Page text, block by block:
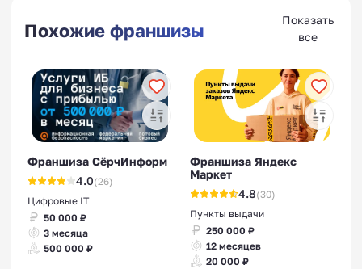
работ
Франшизы интернет-
магазинов
Похожие франшизы
Показать
все
Франшиза СёрчИнформ
4.0(26)
Цифровые IT
50 000 ₽
3 месяца
500 000 ₽
Франшиза Яндекс
Маркет
4.8(30)
Пункты выдачи
250 000 ₽
12 месяцев
20 000 ₽